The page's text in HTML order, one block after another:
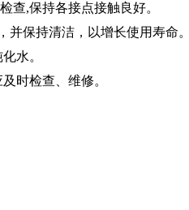
查,保持各接点接触良好。
并保持清洁，以增长使用寿命。
水。
时检查、维修。